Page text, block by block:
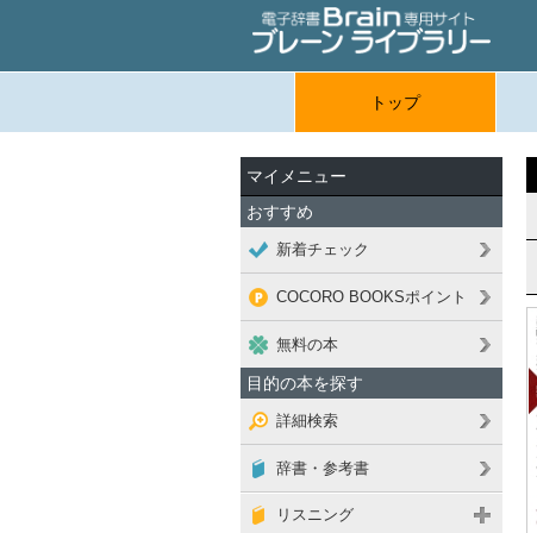
トップ
マイメニュー
おすすめ
新着チェック
COCORO BOOKSポイント
無料の本
目的の本を探す
詳細検索
辞書・参考書
リスニング